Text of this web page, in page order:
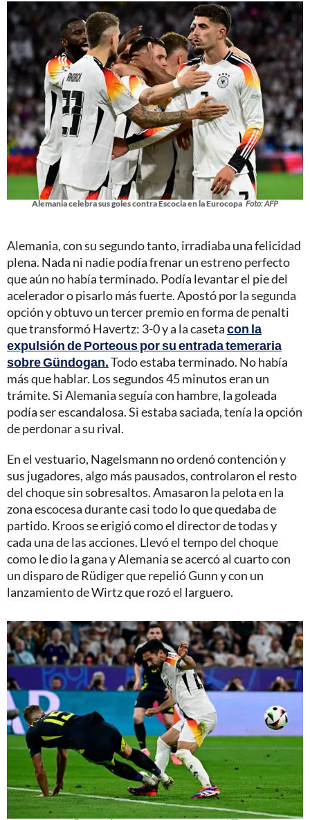
Alemania celebra sus goles contra Escocia en la Eurocopa Foto: AFP
Alemania, con su segundo tanto, irradiaba una felicidad
plena. Nada ni nadie podía frenar un estreno perfecto
que aún no había terminado. Podía levantar el pie del
acelerador o pisarlo más fuerte. Apostó por la segunda
opción y obtuvo un tercer premio en forma de penalti
que transformó Havertz: 3-0 y a la casetacon la
expulsión de Porteous por su entrada temeraria
sobre Gündogan.Todo estaba terminado. No había
más que hablar. Los segundos 45 minutos eran un
trámite. Si Alemania seguía con hambre, la goleada
podía ser escandalosa. Si estaba saciada, tenía la opción
de perdonar a su rival.
En el vestuario, Nagelsmann no ordenó contención y
sus jugadores, algo más pausados, controlaron el resto
del choque sin sobresaltos. Amasaron la pelota en la
zona escocesa durante casi todo lo que quedaba de
partido. Kroos se erigió como el director de todas y
cada una de las acciones. Llevó el tempo del choque
como le dio la gana y Alemania se acercó al cuarto con
un disparo de Rüdiger que repelió Gunn y con un
lanzamiento de Wirtz que rozó el larguero.